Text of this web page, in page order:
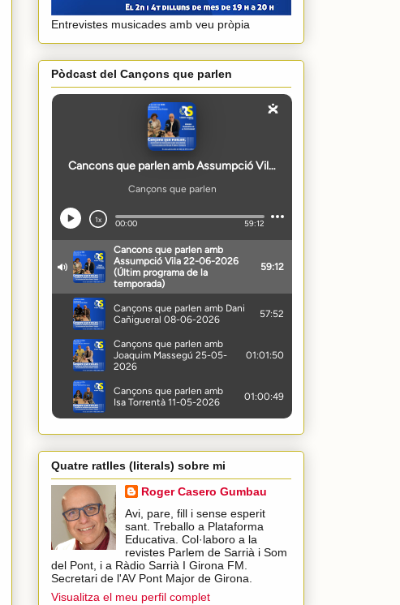
Entrevistes musicades amb veu pròpia
Pòdcast del Cançons que parlen
Quatre ratlles (literals) sobre mi
Roger Casero Gumbau
Avi, pare, fill i sense esperit
sant. Treballo a Plataforma
Educativa. Col·laboro a la
revistes Parlem de Sarrià i Som
del Pont, i a Ràdio Sarrià I Girona FM.
Secretari de l'AV Pont Major de Girona.
Visualitza el meu perfil complet